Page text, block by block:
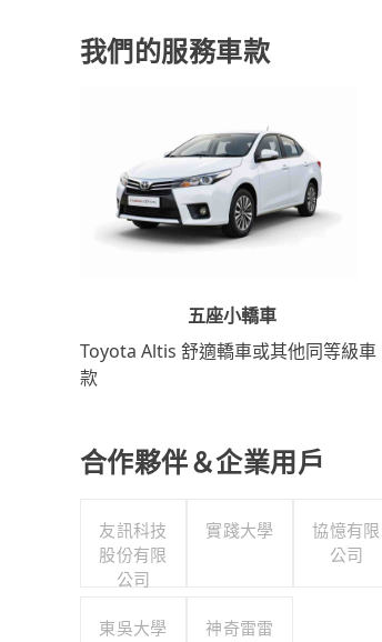
我們的服務車款
五座小轎車
Toyota Altis 舒適轎車或其他同等級車
款
合作夥伴＆企業用戶
友訊科技
股份有限
公司
實踐大學
協憶有限
公司
東吳大學
神奇雷雷